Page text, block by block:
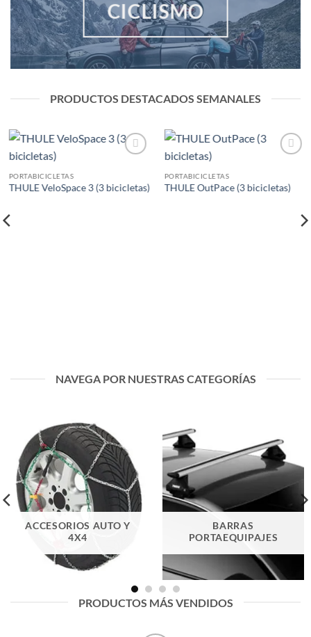
CICLISMO
PRODUCTOS DESTACADOS SEMANALES
lista de
deseos
PORTABICICLETAS
THULE VeloSpace 3 (3 bicicletas)
lista de
deseos
PORTABICICLETAS
THULE OutPace (3 bicicletas)
NAVEGA POR NUESTRAS CATEGORÍAS
ACCESORIOS AUTO Y
4X4
BARRAS
PORTAEQUIPAJES
PRODUCTOS MÁS VENDIDOS